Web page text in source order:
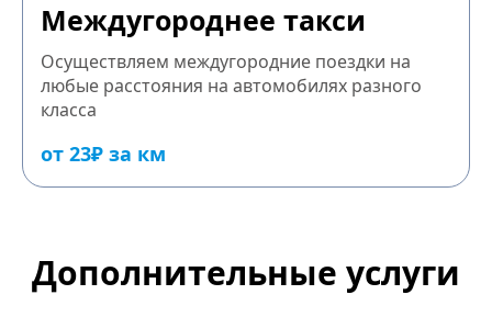
Междугороднее такси
Осуществляем междугородние поездки на
любые расстояния на автомобилях разного
класса
от 23₽ за км
Дополнительные услуги